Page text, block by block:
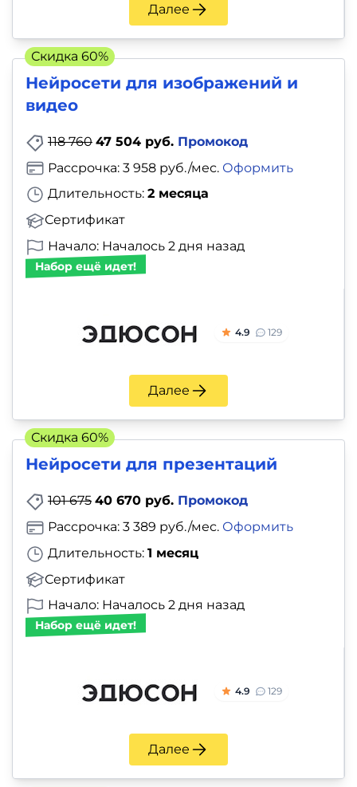
Далее
Нейросети для изображений и
видео
118 760 47 504 руб. Промокод
Длительность: 2 месяца
Сертификат
Рассрочка: 3 958 руб./мес. Оформить
Начало: Началось 2 дня назад
Набор ещё идет!
4.9 129
Далее
Скидка 60%
Нейросети для презентаций
101 675 40 670 руб. Промокод
Длительность: 1 месяц
Сертификат
Рассрочка: 3 389 руб./мес. Оформить
Начало: Началось 2 дня назад
Набор ещё идет!
4.9 129
Далее
Скидка 60%